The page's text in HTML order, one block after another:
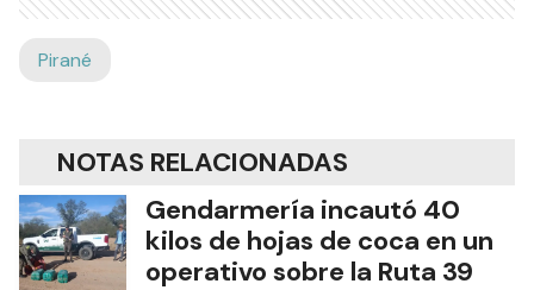
Pirané
NOTAS RELACIONADAS
Gendarmería incautó 40
kilos de hojas de coca en un
operativo sobre la Ruta 39